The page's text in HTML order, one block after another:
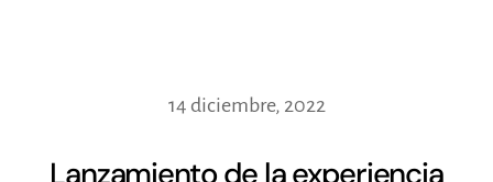
14 diciembre, 2022